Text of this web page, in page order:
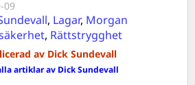
09
, Lagar, Morgan
, Rättstrygghet
av Dick Sundevall
artiklar av Dick Sundevall